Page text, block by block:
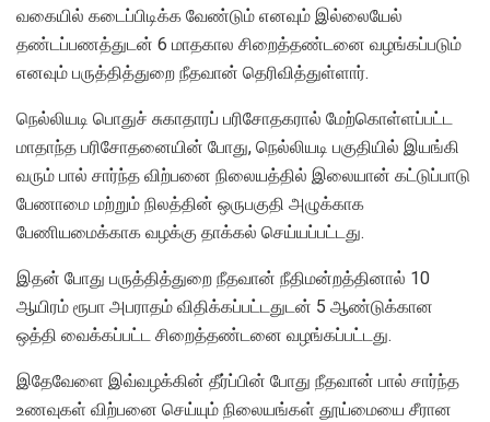
வகையில் கடைப்பிடிக்க வேண்டும் எனவும் இல்லையேல்
தண்டப்பணத்துடன் 6 மாதகால சிறைத்தண்டனை வழங்கப்படும்
எனவும் பருத்தித்துறை நீதவான் தெரிவித்துள்ளார்.
நெல்லியடி பொதுச் சுகாதாரப் பரிசோதகரால் மேற்கொள்ளப்பட்ட
மாதாந்த பரிசோதனையின் போது, நெல்லியடி பகுதியில் இயங்கி
வரும் பால் சார்ந்த விற்பனை நிலையத்தில் இலையான் கட்டுப்பாடு
பேணாமை மற்றும் நிலத்தின் ஒருபகுதி அழுக்காக
பேணியமைக்காக வழக்கு தாக்கல் செய்யப்பட்டது.
இதன் போது பருத்தித்துறை நீதவான் நீதிமன்றத்தினால் 10
ஆயிரம் ரூபா அபராதம் விதிக்கப்பட்டதுடன் 5 ஆண்டுக்கான
ஒத்தி வைக்கப்பட்ட சிறைத்தண்டனை வழங்கப்பட்டது.
இதேவேளை இவ்வழக்கின் தீர்ப்பின் போது நீதவான் பால் சார்ந்த
உணவுகள் விற்பனை செய்யும் நிலையங்கள் தூய்மையை சீரான